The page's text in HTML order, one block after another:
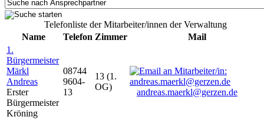
Telefonliste der Mitarbeiter/innen der Verwaltung
Name
Telefon Zimmer
Mail
1.
Bürgermeister
Märkl
Andreas
Erster
Bürgermeister
Kröning
08744
9604-
13
13 (1.
OG)
andreas.maerkl@gerzen.de